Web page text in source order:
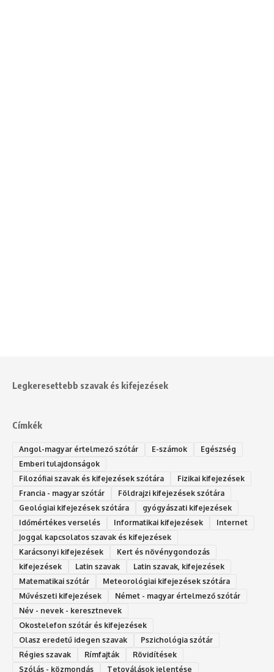
Legkeresettebb szavak és kifejezések
Címkék
Angol-magyar értelmező szótár E-számok
Egészség
Emberi tulajdonságok
Filozófiai szavak és kifejezések szótára
Fizikai kifejezések
Francia - magyar szótár
Földrajzi kifejezések szótára
Geológiai kifejezések szótára
gyógyászati kifejezések
Időmértékes verselés
Informatikai kifejezések
Internet
Joggal kapcsolatos szavak és kifejezések
Karácsonyi kifejezések
Kert és növénygondozás
kifejezések
Latin szavak
Latin szavak, kifejezések
Matematikai szótár
Meteorológiai kifejezések szótára
Művészeti kifejezések
Német - magyar értelmező szótár
Név - nevek - keresztnevek
Okostelefon szótár és kifejezések
Olasz eredetű idegen szavak
Ps‮gólohciz‬ia s‮átóz‬r
Régies szavak
Rímfajták
Rövidítések
Szólás - közmondás
Tetoválások jelentése